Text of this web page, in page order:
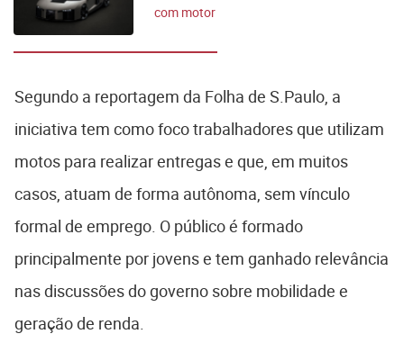
com motor
de 1.000 cv
Segundo a reportagem da Folha de S.Paulo, a
iniciativa tem como foco trabalhadores que utilizam
motos para realizar entregas e que, em muitos
casos, atuam de forma autônoma, sem vínculo
formal de emprego. O público é formado
principalmente por jovens e tem ganhado relevância
nas discussões do governo sobre mobilidade e
geração de renda.